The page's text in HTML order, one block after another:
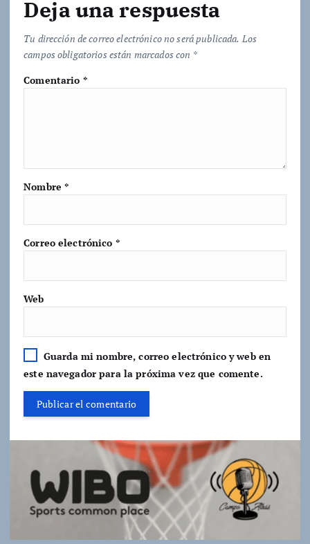
Deja una respuesta
Tu dirección de correo electrónico no será publicada. Los
campos obligatorios están marcados con *
Comentario *
Nombre*
Correo electrónico *
Web
Guarda mi nombre, correo electrónico y web en
este navegador para la próxima vez que comente.